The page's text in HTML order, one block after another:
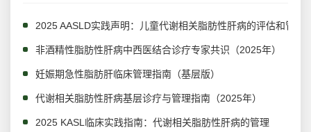
2025 AASLD实践声明：儿童代谢相关脂肪性肝病的评估和管理
非酒精性脂肪性肝病中西医结合诊疗专家共识（2025年）
妊娠期急性脂肪肝临床管理指南（基层版）
代谢相关脂肪性肝病基层诊疗与管理指南（2025年）
2025 KASL临床实践指南：代谢相关脂肪性肝病的管理